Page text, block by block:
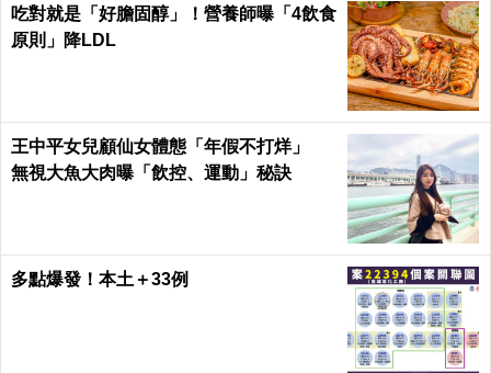
吃對就是「好膽固醇」！營養師曝「4飲食
原則」降LDL
王中平女兒顧仙女體態「年假不打烊」
無視大魚大肉曝「飲控、運動」秘訣
多點爆發！本土＋33例